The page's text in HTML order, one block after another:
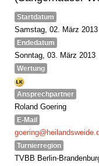
Startdatum
Samstag, 02. März 2013
Endedatum
Sonntag, 03. März 2013
Wertung
Ansprechpartner
Roland Goering
E-Mail
Turnierregion
TVBB Berlin-